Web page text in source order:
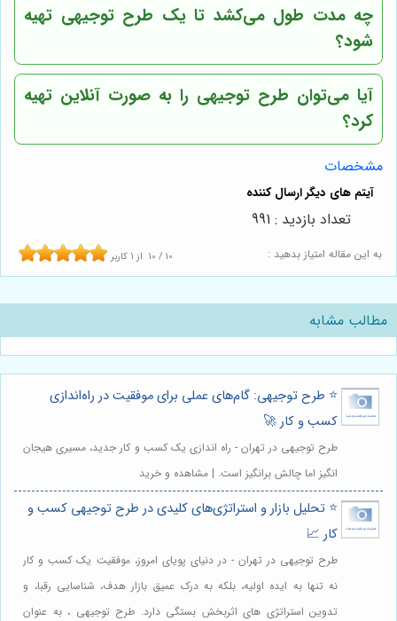
چه مدت طول می‌کشد تا یک طرح توجیهی تهیه
شود؟
آیا می‌توان طرح توجیهی را به صورت آنلاین تهیه
کرد؟
مشخصات
به این مقاله امتیاز بدهید : 10 / 10 از 1 کاربر
تعداد بازدید : 991
مطالب مشابه
⭐️ طرح توجیهی: گام‌های عملی برای موفقیت در راه‌اندازی
کسب و کار 🚀
طرح توجیهی در تهران - راه اندازی یک کسب و کار جدید، مسیری هیجان
انگیز اما چالش برانگیز است. | مشاهده و خرید
⭐️ تحلیل بازار و استراتژی‌های کلیدی در طرح توجیهی کسب و
کار 📈
طرح توجیهی در تهران - در دنیای پویای امروز، موفقیت یک کسب و کار
نه تنها به ایده اولیه، بلکه به درک عمیق بازار هدف، شناسایی رقبا، و
تدوین استراتژی های اثربخش بستگی دارد. طرح توجیهی ، به عنوان